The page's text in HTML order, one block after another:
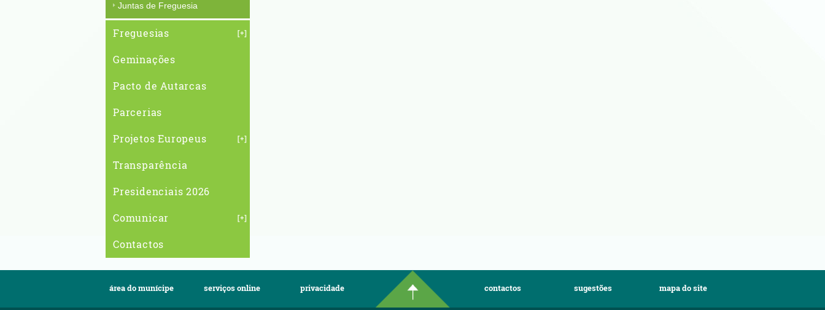
Juntas de Freguesia
Freguesias
Geminações
Pacto de Autarcas
Parcerias
Projetos Europeus
Transparência
Presidenciais 2026
Comunicar
Contactos
área do munícipe serviços online privacidade contactos sugestões mapa do site